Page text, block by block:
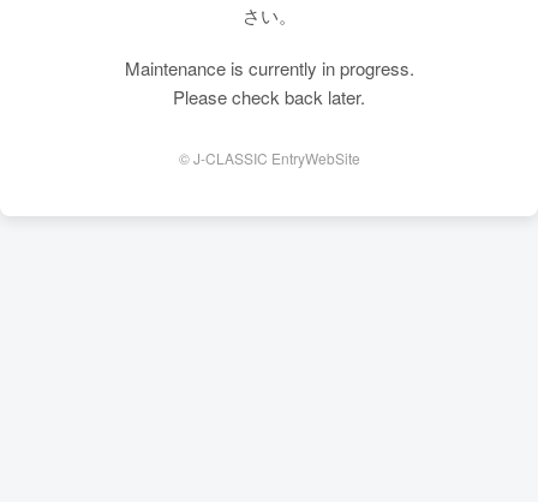
さい。
Maintenance is currently in progress.
Please check back later.
© J-CLASSIC EntryWebSite